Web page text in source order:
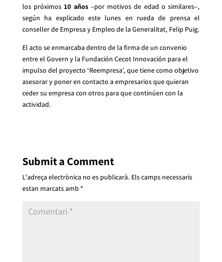
los próximos10 años–por motivos de edad o similares–,
según ha explicado este lunes en rueda de prensa el
conseller de Empresa y Empleo de la Generalitat, Felip Puig.
El acto se enmarcaba dentro de la firma de un convenio
entre el Govern y la Fundación Cecot Innovación para el
impulso del proyecto ‘Reempresa’, que tiene como objetivo
asesorar y poner en contacto a empresarios que quieran
ceder su empresa con otros para que continúen con la
actividad.
Submit a Comment
L'adreça electrònica no es publicarà. Els camps necessaris
estan marcats amb *